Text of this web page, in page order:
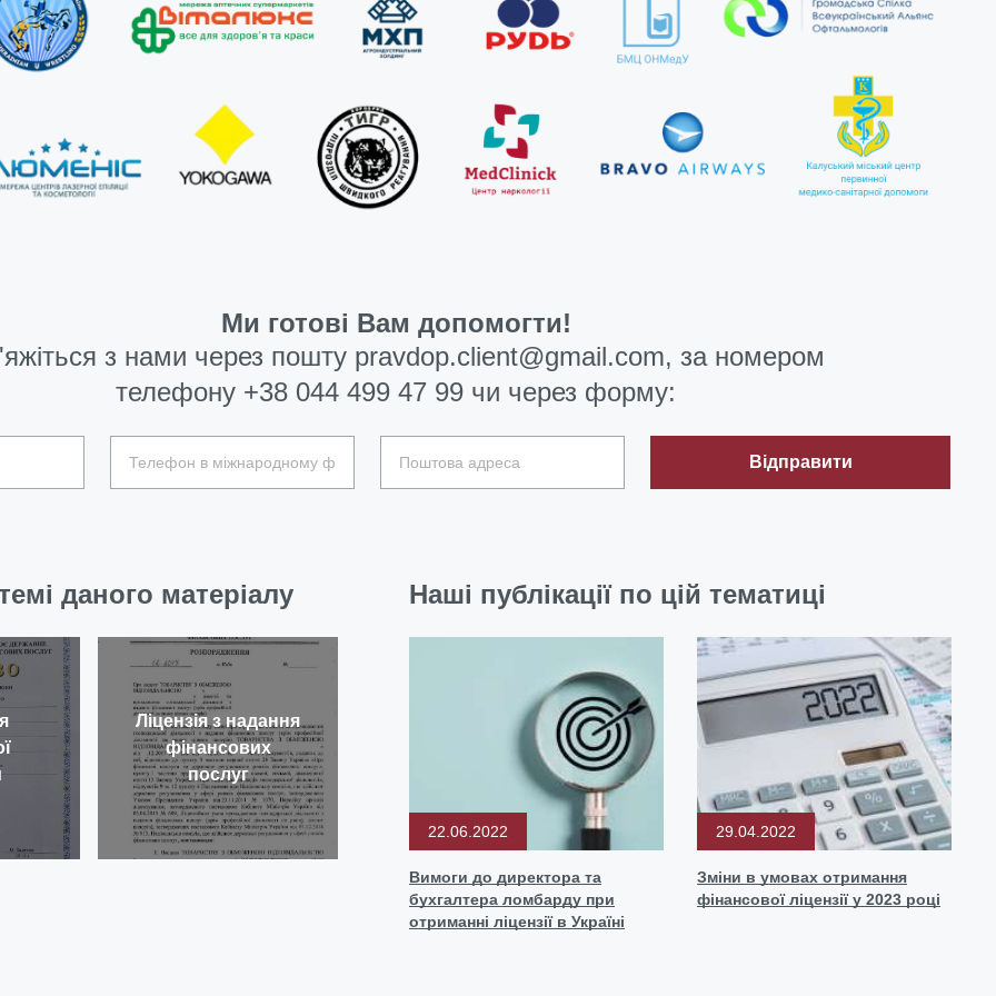
Ми готові Вам допомогти!
з нами через пошту pravdop.client@gmail.com, за номером
телефону +38 044 499 47 99 чи через форму:
Відправити
даного матеріалу
Ліцензія з надання
фінансових
послуг
Наші публікації по цій тематиці
22.06.2022
Вимоги до директора та
бухгалтера ломбарду при
отриманні ліцензії в Україні
29.04.2022
Зміни в умовах отримання
фінансової ліцензії у 2023 році